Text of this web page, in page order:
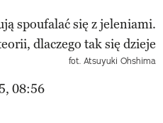
fot. Atsuyuki Ohshima
08:56